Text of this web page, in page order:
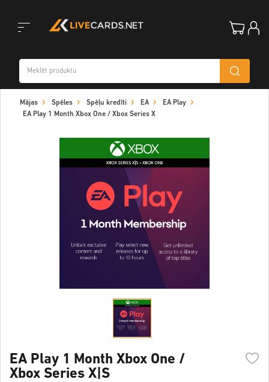
navigation
Mājas Spēles Spēļu kredīti EA
EA Play
EA Play 1 Month Xbox One / Xbox Series X
EA Play 1 Month Xbox One /
Xbox Series X|S